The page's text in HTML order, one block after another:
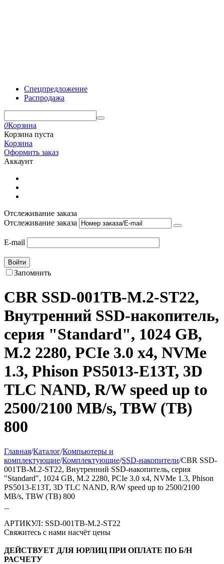
Спецпредложение
Распродажа
0Корзина
Корзина пуста
Корзина
Оформить заказ
Аккаунт
Отслеживание заказа
Отслеживание заказа
E-mail
Войти
Запомнить
CBR SSD-001TB-M.2-ST22,
Внутренний SSD-накопитель,
серия "Standard", 1024 GB,
M.2 2280, PCIe 3.0 x4, NVMe
1.3, Phison PS5013-E13T, 3D
TLC NAND, R/W speed up to
2500/2100 MB/s, TBW (TB)
800
Главная/Каталог/Компьютеры и
комплектующие/Комплектующие/SSD-накопители/CBR SSD-
001TB-M.2-ST22, Внутренний SSD-накопитель, серия
"Standard", 1024 GB, M.2 2280, PCIe 3.0 x4, NVMe 1.3, Phison
PS5013-E13T, 3D TLC NAND, R/W speed up to 2500/2100
MB/s, TBW (TB) 800
АРТИКУЛ: SSD-001TB-M.2-ST22
Свяжитесь с нами насчёт цены
ДЕЙСТВУЕТ ДЛЯ ЮРЛИЦ ПРИ ОПЛАТЕ ПО Б/Н
РАСЧЕТУ